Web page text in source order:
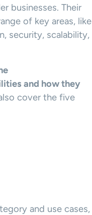
businesses. Their
of key areas, like
security, scalability,
and how they
cover the five
and use cases,